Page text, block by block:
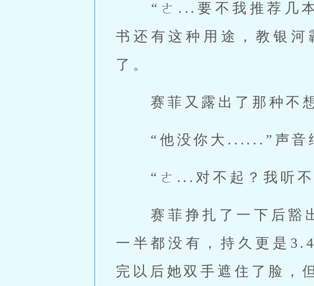
“ㄜ...要不我推荐几
书还有这种用途，教银河
了。
赛菲又露出了那种不
“他没你大......”声音
“ㄜ...对不起？我听
赛菲挣扎了一下后豁
一半都没有，持久更是
完以后她双手遮住了脸，